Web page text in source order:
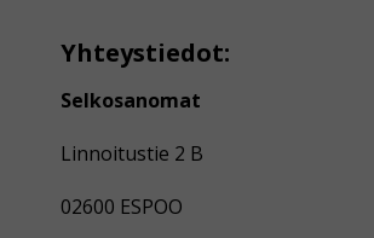
Yhteystiedot:
Selkosanomat
Linnoitustie 2 B
02600 ESPOO